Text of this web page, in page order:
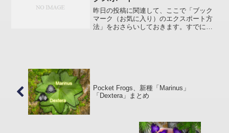
昨日の投稿に関連して、ここで「ブック
マーク（お気に入り）のエクスポート方
法」をおさらいしておきます。すでにみ
Pocket Frogs、新種「Marinus」
「Dextera」まとめ